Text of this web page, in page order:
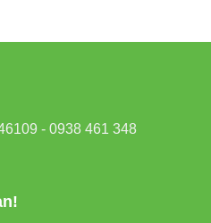
- 0938 461 348